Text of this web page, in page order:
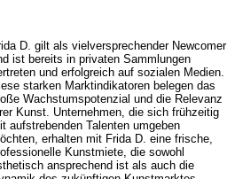
D. gilt als vielversprechender Newcomer
ist bereits in privaten Sammlungen
und erfolgreich auf sozialen Medien.
starken Marktindikatoren belegen das
Wachstumspotenzial und die Relevanz
Kunst. Unternehmen, die sich frühzeitig
aufstrebenden Talenten umgeben
erhalten mit Frida D. eine frische,
Kunstmiete, die sowohl
ansprechend ist als auch die